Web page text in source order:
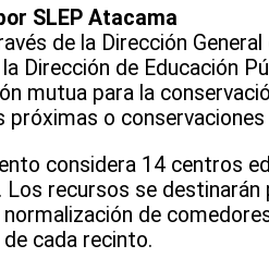
SLEP Atacama
de la Dirección
Dirección de Educación
mutua para la
o
considera 14 centros
recursos se
de
cada recinto.